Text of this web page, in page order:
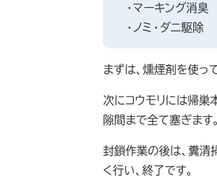
・マーキング消臭
・ノミ・ダニ駆除
まずは、燻煙剤を使っ
次にコウモリには帰巣
隙間まで全て塞ぎます。
封鎖作業の後は、糞清
く行い、終了です。